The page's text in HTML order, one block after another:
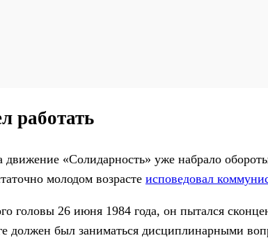
работать
движение «Солидарность» уже набрало
молодом возрасте исповедовал
головы 26 июня 1984 года, он пытался
должен был заниматься дисциплинарными